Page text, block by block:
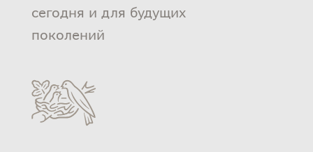
сегодня и для будущих
поколений